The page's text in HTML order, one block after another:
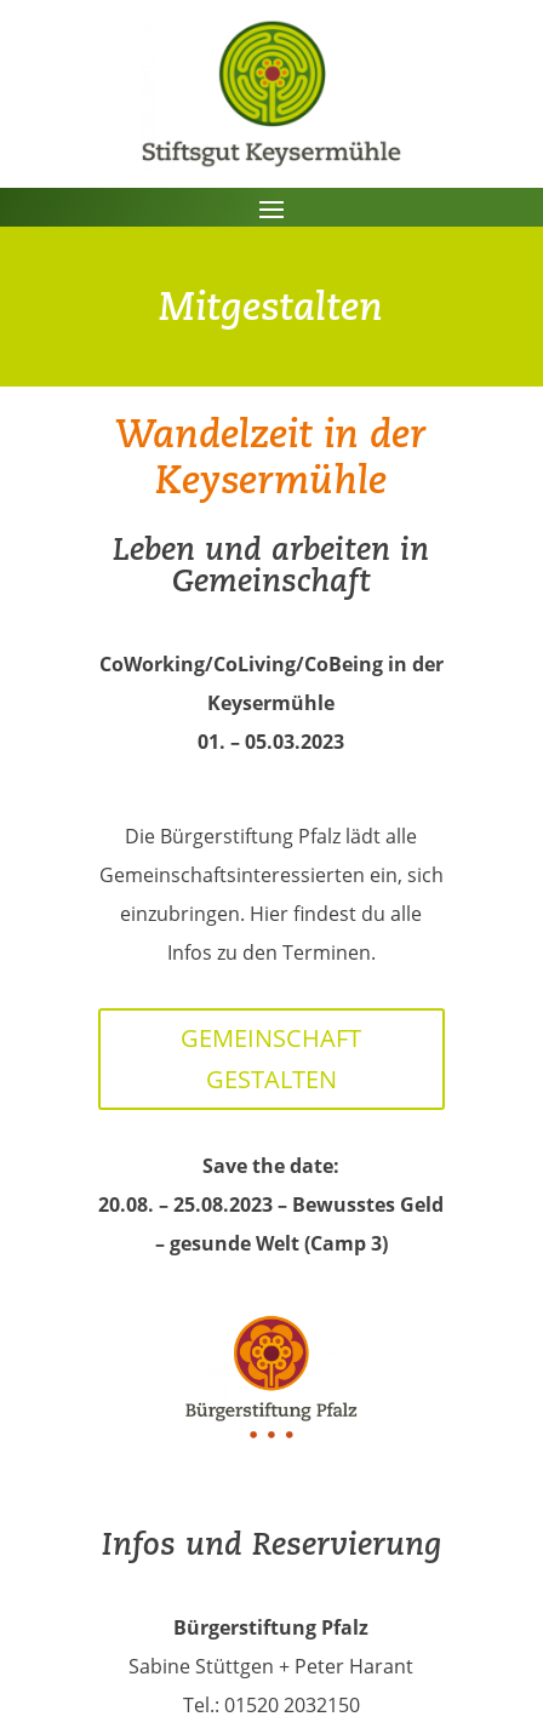
Mitgestalten
Wandelzeit in der
Keysermühle
Leben und arbeiten in
Gemeinschaft
CoWorking/CoLiving/CoBeing in der
Keysermühle
01. – 05.03.2023
Die Bürgerstiftung Pfalz lädt alle
Gemeinschaftsinteressierten ein, sich
einzubringen. Hier findest du alle
Infos zu den Terminen.
GEMEINSCHAFT
GESTALTEN
Save the date:
20.08. – 25.08.2023 – Bewusstes Geld
– gesunde Welt (Camp 3)
Infos und Reservierung
Bürgerstiftung Pfalz
Sabine Stüttgen + Peter Harant
Tel.: 01520 2032150